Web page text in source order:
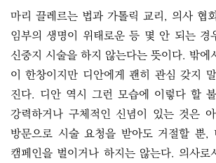
마리 끌레르는 법과 가톨릭 교리, 의사 협
임부의 생명이 위태로운 등 몇 안 되는 경
신중지 시술을 하지 않는다는 뜻이다. 밖에
이 한창이지만 디안에게 괜히 관심 갖지
진다. 디안 역시 그런 모습에 이렇다 할
강력하거나 구체적인 신념이 있는 것은
방문으로 시술 요청을 받아도 거절할 뿐,
캠페인을 벌이거나 하지는 않는다. 의사로